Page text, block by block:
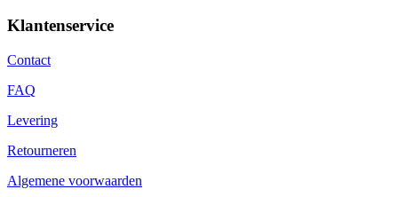
Klantenservice
Contact
FAQ
Levering
Retourneren
Algemene voorwaarden